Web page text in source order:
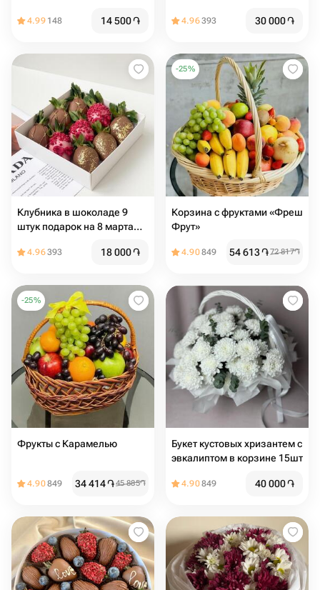
4.99 148 14 500֏ 4.96393 30 000֏
Клубника в шоколаде 9
штук подарок на 8 марта
4.96393 18 000֏
-25%
Корзина с фруктами «Фреш
Фрут»
4.90849 54 613֏72 817֏
-25%
Фрукты с Карамелью
4.90849 34 414֏45 885֏
Букет кустовых хризантем с
эвкалиптом в корзине 15шт
4.90849 40 000֏